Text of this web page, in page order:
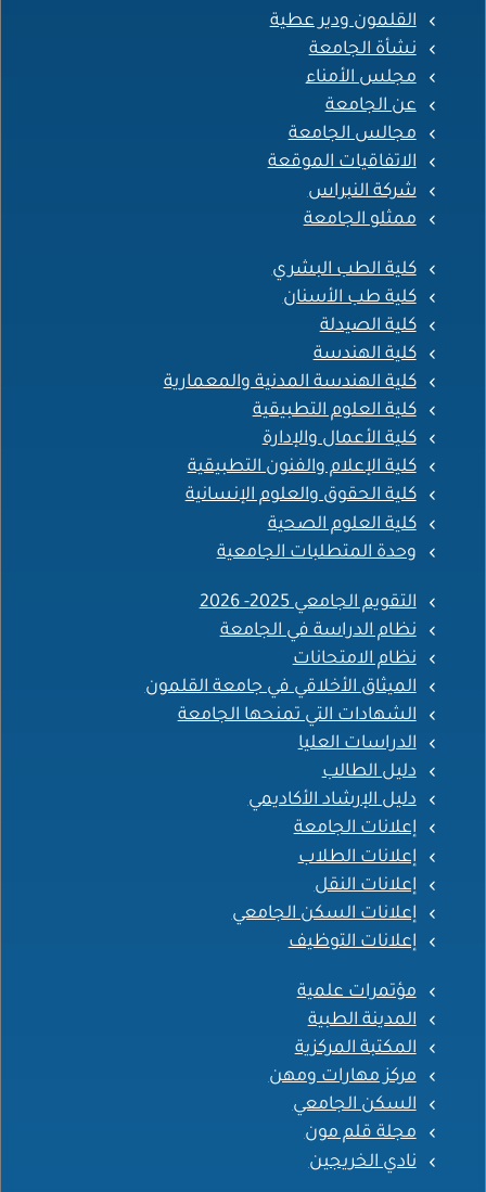
القلمون ودير عطية
نشأة الجامعة
مجلس الأمناء
عن الجامعة
مجالس الجامعة
الاتفاقيات الموقعة
شركة النبراس
ممثلو الجامعة
كلية الطب البشري
كلية طب الأسنان
كلية الصيدلة
كلية الهندسة
كلية الهندسة المدنية والمعمارية
كلية العلوم التطبيقية
كلية الأعمال والإدارة
كلية الإعلام والفنون التطبيقية
كلية الحقوق والعلوم الإنسانية
كلية العلوم الصحية
وحدة المتطلبات الجامعية
التقويم الجامعي 2025- 2026
نظام الدراسة في الجامعة
نظام الامتحانات
الميثاق الأخلاقي في جامعة القلمون
الشهادات التي تمنحها الجامعة
الدراسات العليا
دليل الطالب
دليل الإرشاد الأكاديمي
إعلانات الجامعة
إعلانات الطلاب
إعلانات النقل
إعلانات السكن الجامعي
إعلانات التوظيف
مؤتمرات علمية
المدينة الطبية
المكتبة المركزية
مركز مهارات ومهن
السكن الجامعي
مجلة قلم مون
نادي الخريجين